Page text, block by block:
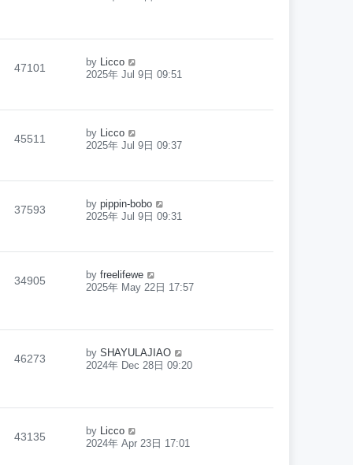
47101 by Licco
2025年 Jul 9日 09:51
45511 by Licco
2025年 Jul 9日 09:37
37593 by pippin-bobo
2025年 Jul 9日 09:31
34905 by freelifewe
2025年 May 22日 17:57
46273 by SHAYULAJIAO
2024年 Dec 28日 09:20
43135 by Licco
2024年 Apr 23日 17:01